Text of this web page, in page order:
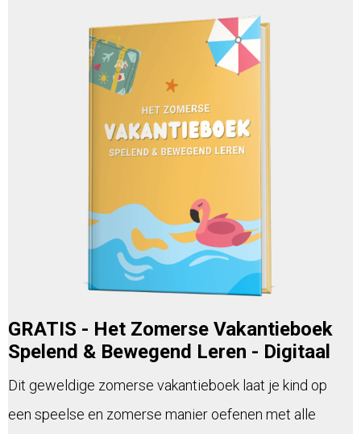
GRATIS - Het Zomerse Vakantieboek
Spelend & Bewegend Leren - Digitaal
Dit geweldige zomerse vakantieboek laat je kind op
een speelse en zomerse manier oefenen met alle